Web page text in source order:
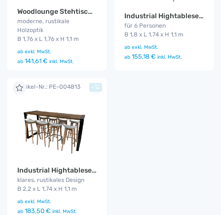
Woodlounge Stehtischset Keeve weiß flach 4P.
moderne, rustikale
Holzoptik
B 1,76 x L 1,76 x H 1,1 m
ab exkl. MwSt.
ab 141,61 € inkl. MwSt.
Industrial Hightableset 6P. 1,8 m weiß flach
für 6 Personen
B 1,8 x L 1,74 x H 1,1 m
ab exkl. MwSt.
ab 155,18 € inkl. MwSt.
Artikel-Nr.: PE-004813
Industrial Hightableset 8P. 2,2 m weiß flach
klares, rustikales Design
B 2,2 x L 1,74 x H 1,1 m
ab exkl. MwSt.
ab 183,50 € inkl. MwSt.
+